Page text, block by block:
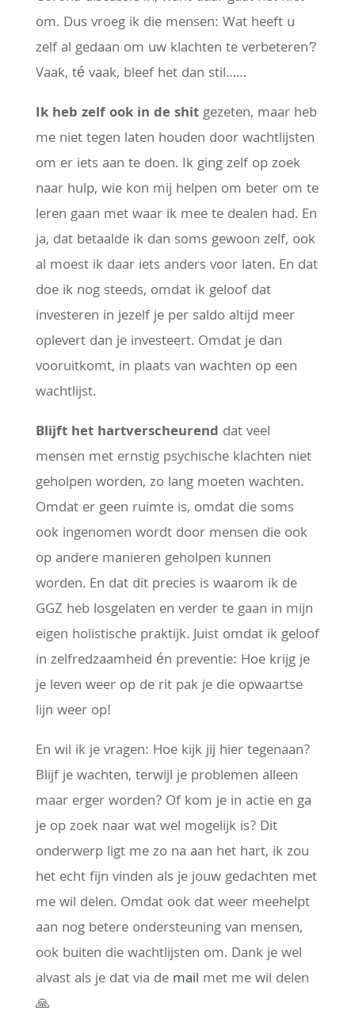
om. Dus vroeg ik die mensen: Wat heeft u
zelf al gedaan om uw klachten te verbeteren’?
Vaak, té vaak, bleef het dan stil……
Ik heb zelf ook in de shitgezeten, maar heb
me niet tegen laten houden door wachtlijsten
om er iets aan te doen. Ik ging zelf op zoek
naar hulp, wie kon mij helpen om beter om te
leren gaan met waar ik mee te dealen had. En
ja, dat betaalde ik dan soms gewoon zelf, ook
al moest ik daar iets anders voor laten. En dat
doe ik nog steeds, omdat ik geloof dat
investeren in jezelf je per saldo altijd meer
oplevert dan je investeert. Omdat je dan
vooruitkomt, in plaats van wachten op een
wachtlijst.
Blijft het hartverscheurend dat veel
mensen met ernstig psychische klachten niet
geholpen worden, zo lang moeten wachten.
Omdat er geen ruimte is, omdat die soms
ook ingenomen wordt door mensen die ook
op andere manieren geholpen kunnen
worden. En dat dit precies is waarom ik de
GGZ heb losgelaten en verder te gaan in mijn
eigen holistische praktijk. Juist omdat ik geloof
in zelfredzaamheid én preventie: Hoe krijg je
je leven weer op de rit pak je die opwaartse
lijn weer op!
En wil ik je vragen: Hoe kijk jij hier tegenaan?
Blijf je wachten, terwijl je problemen alleen
maar erger worden? Of kom je in actie en ga
je op zoek naar wat wel mogelijk is? Dit
onderwerp ligt me zo na aan het hart, ik zou
het echt fijn vinden als je jouw gedachten met
me wil delen. Omdat ook dat weer meehelpt
aan nog betere ondersteuning van mensen,
ook buiten die wachtlijsten om. Dank je wel
alvast als je dat via de mail met me wil delen
🙏